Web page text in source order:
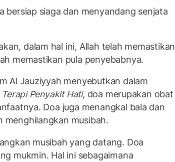
bersiap siaga dan menyandang senjata
dalam hal ini, Allah telah memastikan
memastikan pula penyebabnya.
Al Jauziyyah menyebutkan dalam
Terapi Penyakit Hati, doa merupakan obat
Doa juga menangkal bala dan
menghilangkan musibah.
musibah yang datang. Doa
mukmin. Hal ini sebagaimana